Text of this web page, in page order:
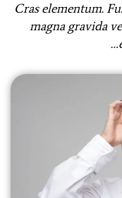
Cras elementum.
magna gravida